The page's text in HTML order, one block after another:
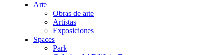
Arte
Obras de arte
Artistas
Exposiciones
Spaces
Park